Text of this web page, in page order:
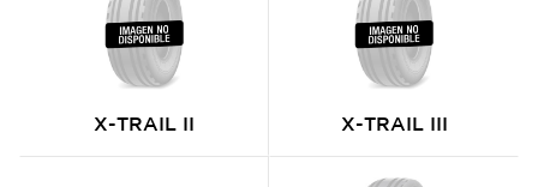
X-TRAIL II X-TRAIL III